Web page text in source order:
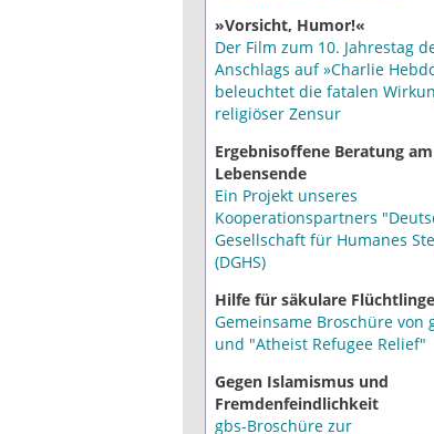
»Vorsicht, Humor!«
Der Film zum 10. Jahrestag
Anschlags auf »Charlie
beleuchtet die fatalen
religiöser Zensur
Ergebnisoffene Beratung am
Lebensende
Ein Projekt unseres
Kooperationspartners
Gesellschaft für Humanes
(DGHS)
Hilfe für säkulare Flüchtlinge
Gemeinsame Broschüre von
und "Atheist Refugee Relief"
Gegen Islamismus und
Fremdenfeindlichkeit
gbs-Broschüre zur